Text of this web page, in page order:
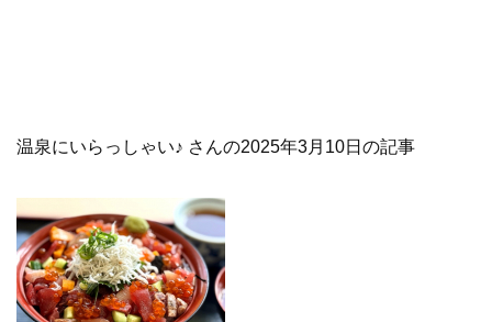
温泉にいらっしゃい♪ さんの2025年3月10日の記事